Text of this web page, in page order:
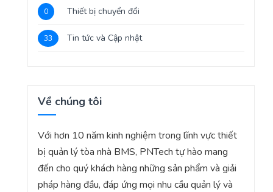
0 Thiết bị chuyển đổi
33 Tin tức và Cập nhật
Về chúng tôi
Với hơn 10 năm kinh nghiệm trong lĩnh vực thiết
bị quản lý tòa nhà BMS, PNTech tự hào mang
đến cho quý khách hàng những sản phẩm và giải
pháp hàng đầu, đáp ứng mọi nhu cầu quản lý và